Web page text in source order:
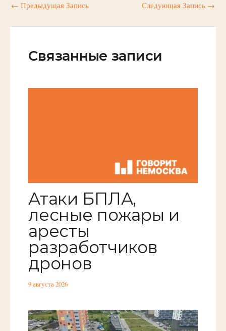
← Предыдущая Запись Следующая Запись →
Связанные записи
Атаки БПЛА,
лесные пожары и
аресты
разработчиков
дронов
9 августа 2026